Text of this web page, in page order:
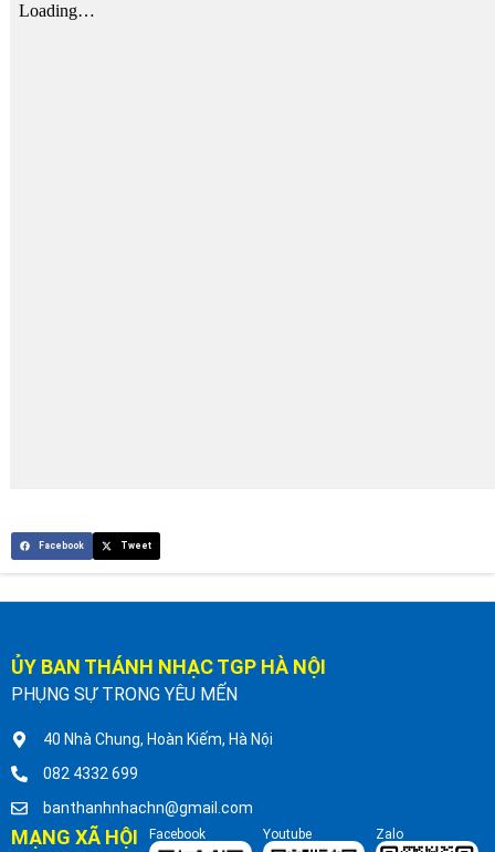
Facebook Tweet
ỦY BAN THÁNH NHẠC TGP HÀ NỘI
PHỤNG SỰ TRONG YÊU MẾN
40 Nhà Chung, Hoàn Kiếm, Hà Nội
082 4332 699
banthanhnhachn@gmail.com
MẠNG XÃ HỘI Facebook Youtube Zalo